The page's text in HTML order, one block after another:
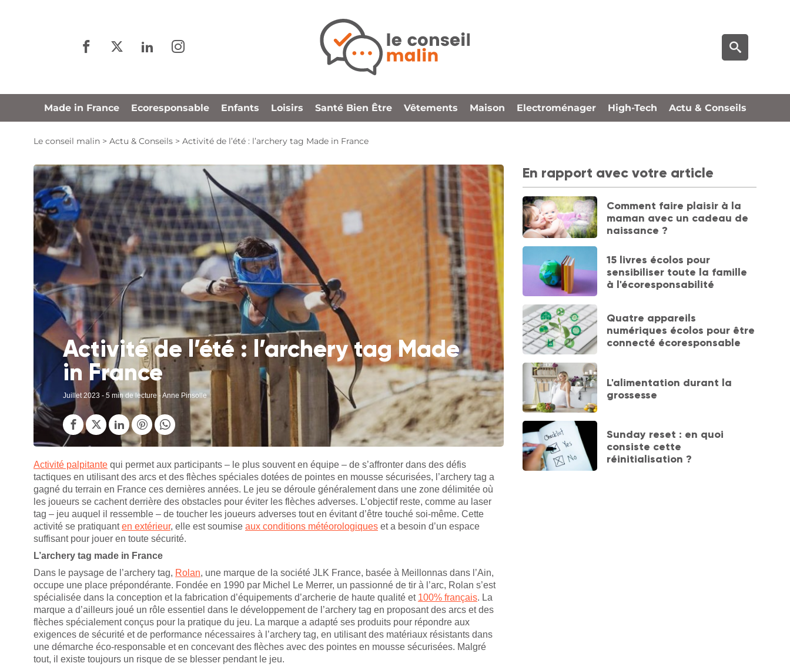
Made in France Ecoresponsable Enfants Loisirs Santé Bien Être Vêtements Maison Electroménager High-Tech Actu & Conseils
Le conseil malin > Actu & Conseils > Activité de l’été : l’archery tag Made in France
Activité de l’été : l’archery tag Made
in France
Juillet 2023 - 5 min de lecture - Anne Pinsolle
Activité palpitante qui permet aux participants – le plus souvent en équipe – de s’affronter dans des défis
tactiques en utilisant des arcs et des flèches spéciales dotées de pointes en mousse sécurisées, l’archery tag a
gagné du terrain en France ces dernières années. Le jeu se déroule généralement dans une zone délimitée où
les joueurs se cachent derrière des obstacles pour éviter les flèches adverses. L’objectif reste, comme au laser
tag – jeu auquel il ressemble – de toucher les joueurs adverses tout en évitant d’être touché soi-même. Cette
activité se pratiquanten extérieur, elle est soumise aux conditions météorologiques et a besoin d’un espace
suffisant pour jouer en toute sécurité.
L’archery tag made in France
Dans le paysage de l’archery tag, Rolan, une marque de la société JLK France, basée à Meillonnas dans l’Ain,
occupe une place prépondérante. Fondée en 1990 par Michel Le Merrer, un passionné de tir à l’arc, Rolan s’est
spécialisée dans la conception et la fabrication d’équipements d’archerie de haute qualité et 100% français. La
marque a d’ailleurs joué un rôle essentiel dans le développement de l’archery tag en proposant des arcs et des
flèches spécialement conçus pour la pratique du jeu. La marque a adapté ses produits pour répondre aux
exigences de sécurité et de performance nécessaires à l’archery tag, en utilisant des matériaux résistants dans
une démarche éco-responsable et en concevant des flèches avec des pointes en mousse sécurisées. Malgré
tout, il existe toujours un risque de se blesser pendant le jeu.
En rapport avec votre article
Comment faire plaisir à la
maman avec un cadeau de
naissance ?
15 livres écolos pour
sensibiliser toute la famille
à l'écoresponsabilité
Quatre appareils
numériques écolos pour être
connecté écoresponsable
L'alimentation durant la
grossesse
Sunday reset : en quoi
consiste cette
réinitialisation ?